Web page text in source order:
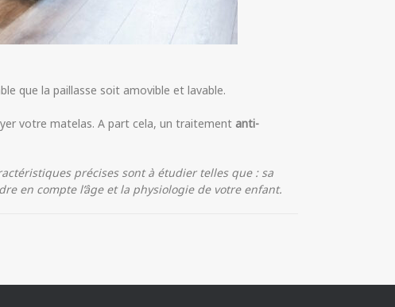
que la paillasse soit amovible et lavable.
votre matelas. A part cela, un traitement anti-
précises sont à étudier telles que : sa
en compte l’âge et la physiologie de votre enfant.